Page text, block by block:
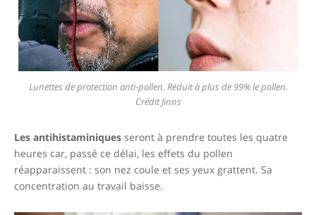
Lunettes de protection anti-pollen. Réduit à plus de 99% le pollen.
Crédit Jinns
Les antihistaminiques seront à prendre toutes les quatre
heures car, passé ce délai, les effets du pollen
réapparaissent : son nez coule et ses yeux grattent. Sa
concentration au travail baisse.